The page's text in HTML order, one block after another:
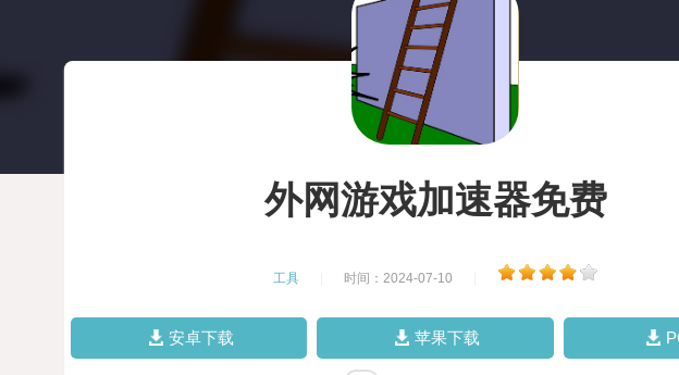
外网游戏加速器免费
工具 时间：2024-07-10
安卓下载 苹果下载